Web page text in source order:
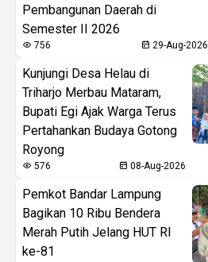
Pembangunan Daerah di
Semester II 2026
756 29-Aug-2026
Kunjungi Desa Helau di
Triharjo Merbau Mataram,
Bupati Egi Ajak Warga Terus
Pertahankan Budaya Gotong
Royong
576 08-Aug-2026
Pemkot Bandar Lampung
Bagikan 10 Ribu Bendera
Merah Putih Jelang HUT RI
ke-81